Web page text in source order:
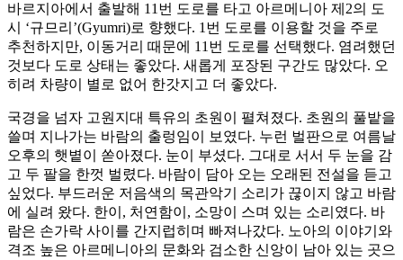
바르지아에서 출발해 11번 도로를 타고 아르메니아 제2의 도
시 ‘규므리’(Gyumri)로 향했다. 1번 도로를 이용할 것을 주로
추천하지만, 이동거리 때문에 11번 도로를 선택했다. 염려했던
것보다 도로 상태는 좋았다. 새롭게 포장된 구간도 많았다. 오
히려 차량이 별로 없어 한갓지고 더 좋았다.
국경을 넘자 고원지대 특유의 초원이 펼쳐졌다. 초원의 풀밭을
쓸며 지나가는 바람의 출렁임이 보였다. 누런 벌판으로 여름날
오후의 햇볕이 쏟아졌다. 눈이 부셨다. 그대로 서서 두 눈을 감
고 두 팔을 한껏 벌렸다. 바람이 담아 오는 오래된 전설을 듣고
싶었다. 부드러운 저음색의 목관악기 소리가 끊이지 않고 바람
에 실려 왔다. 한이, 처연함이, 소망이 스며 있는 소리였다. 바
람은 손가락 사이를 간지럽히며 빠져나갔다. 노아의 이야기와
격조 높은 아르메니아의 문화와 검소한 신앙이 남아 있는 곳으